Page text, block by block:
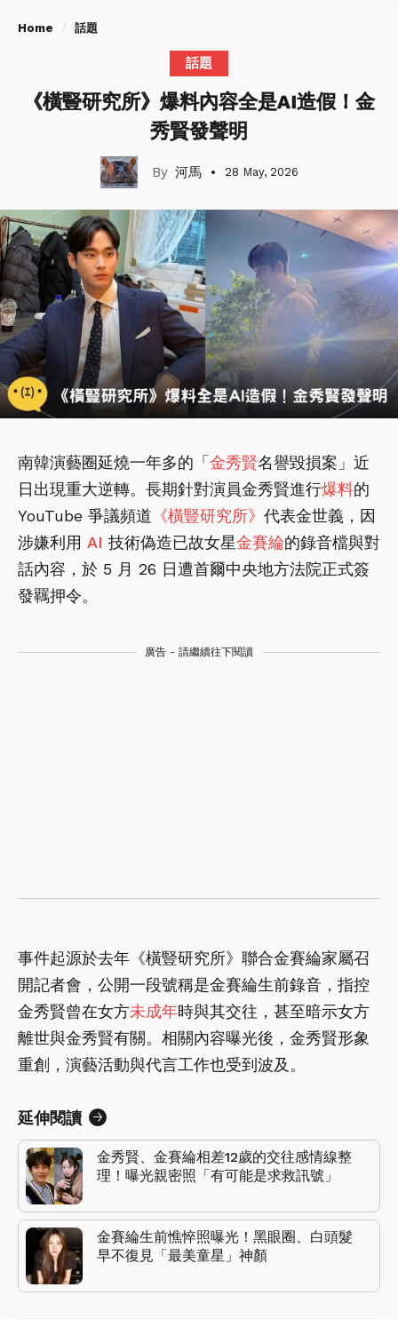
Home 話題
話題
《橫豎研究所》爆料內容全是AI造假！金
秀賢發聲明
河馬 28 May, 2026
南韓演藝圈延燒一年多的「 金秀賢名譽毀損案」近
日出現重大逆轉。長期針對演員金秀賢進行爆料的
YouTube 爭議頻道 《橫豎研究所》 代表金世義，因
涉嫌利用 AI 技術偽造已故女星金賽綸的錄音檔與對
話內容，於 5 月 26 日遭首爾中央地方法院正式簽
發羈押令。
廣告 - 請繼續往下閱讀
事件起源於去年《橫豎研究所》聯合金賽綸家屬召
開記者會，公開一段號稱是金賽綸生前錄音，指控
金秀賢曾在女方未成年時與其交往，甚至暗示女方
離世與金秀賢有關。相關內容曝光後，金秀賢形象
重創，演藝活動與代言工作也受到波及。
延伸閱讀
金秀賢、金賽綸相差12歲的交往感情線整
理！曝光親密照「有可能是求救訊號」
金賽綸生前憔悴照曝光！黑眼圈、白頭髮
早不復見「最美童星」神顏